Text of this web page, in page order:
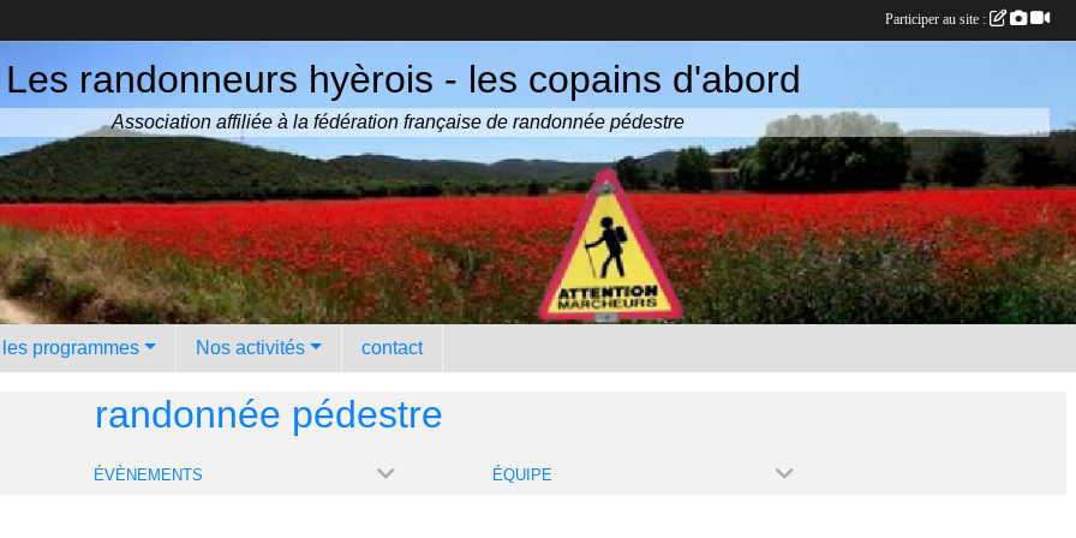
Les randonneurs hyèrois - les copains d'abord
Association affiliée à la fédération française de randonnée pédestre
programmes Nos activités contact
randonnée pédestre
ÉVÈNEMENTS ÉQUIPE
Participer au site :